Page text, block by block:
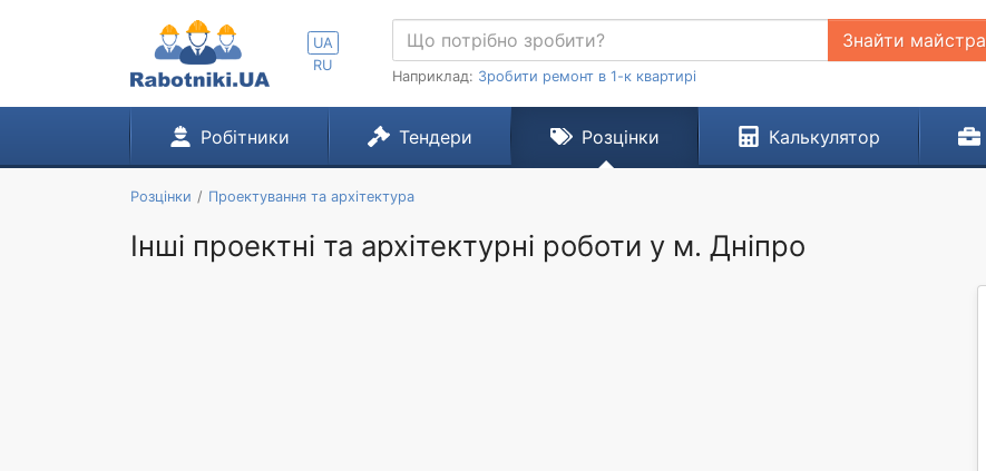
UA
RU
Знайти майстра
Наприклад: Зробити ремонт в 1-к квартирі
Робітники Тендери Розцінки Калькулятор
Розцінки Проектування та архітектура
Інші проектні та архітектурні роботи у м. Дніпро